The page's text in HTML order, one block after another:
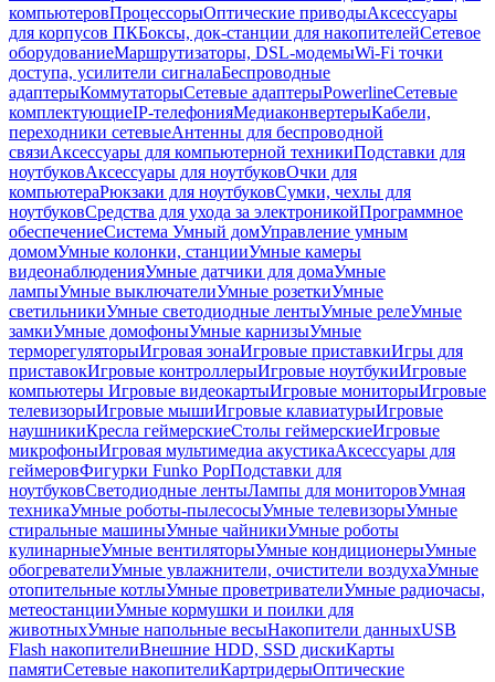
компьютеровПроцессорыОптические приводыАксессуары
для корпусов ПКБоксы, док-станции для накопителейСетевое
оборудованиеМаршрутизаторы, DSL-модемыWi-Fi точки
доступа, усилители сигналаБеспроводные
адаптерыКоммутаторыСетевые адаптерыPowerlineСетевые
комплектующиеIP-телефонияМедиаконвертерыКабели,
переходники сетевыеАнтенны для беспроводной
связиАксессуары для компьютерной техникиПодставки для
ноутбуковАксессуары для ноутбуковОчки для
компьютераРюкзаки для ноутбуковСумки, чехлы для
ноутбуковСредства для ухода за электроникойПрограммное
обеспечениеСистема Умный домУправление умным
домомУмные колонки, станцииУмные камеры
видеонаблюденияУмные датчики для домаУмные
лампыУмные выключателиУмные розеткиУмные
светильникиУмные светодиодные лентыУмные релеУмные
замкиУмные домофоныУмные карнизыУмные
терморегуляторыИгровая зонаИгровые приставкиИгры для
приставокИгровые контроллерыИгровые ноутбукиИгровые
компьютеры Игровые видеокартыИгровые мониторыИгровые
телевизорыИгровые мышиИгровые клавиатурыИгровые
наушникиКресла геймерскиеСтолы геймерскиеИгровые
микрофоныИгровая мультимедиа акустикаАксессуары для
геймеровФигурки Funko PopПодставки для
ноутбуковСветодиодные лентыЛампы для мониторовУмная
техникаУмные роботы-пылесосыУмные телевизорыУмные
стиральные машиныУмные чайникиУмные роботы
кулинарныеУмные вентиляторыУмные кондиционерыУмные
обогревателиУмные увлажнители, очистители воздухаУмные
отопительные котлыУмные проветривателиУмные радиочасы,
метеостанцииУмные кормушки и поилки для
животныхУмные напольные весыНакопители данныхUSB
Flash накопителиВнешние HDD, SSD дискиКарты
памятиСетевые накопителиКартридерыОптические